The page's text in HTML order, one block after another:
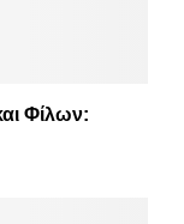
Φίλων: